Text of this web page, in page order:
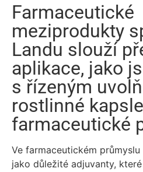
Farmaceutické
meziprodukty
Landu slouží
aplikace, jako
s řízeným
rostlinné
farmaceutické
Ve farmaceutickém
jako důležité adjuvanty,